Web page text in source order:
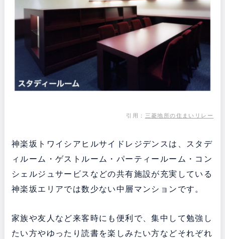
引用： 三菱地所の住まいリレー
神楽坂トワイシアヒルサイドレジデンスは、スタデ
ィルーム・ゲストルーム・パーティールーム・コン
シェルジュサービスなどの共有施設が充実している
神楽坂エリアでは数少ない中層マンションです。
家族や友人など来客時にも便利で、集中して勉強し
たい方やゆったり読書を楽しみたい方などそれぞれ